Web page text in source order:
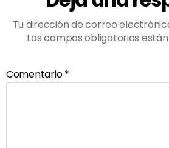
Tu dirección de correo
Los campos obligatorios
Comentario*